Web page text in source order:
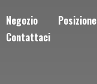
Negozio
Posizione
Contattaci